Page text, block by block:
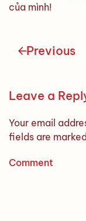
của mình!
Previous
Leave a
Your email
fields are
Comment